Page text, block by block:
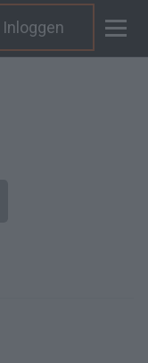
Inloggen